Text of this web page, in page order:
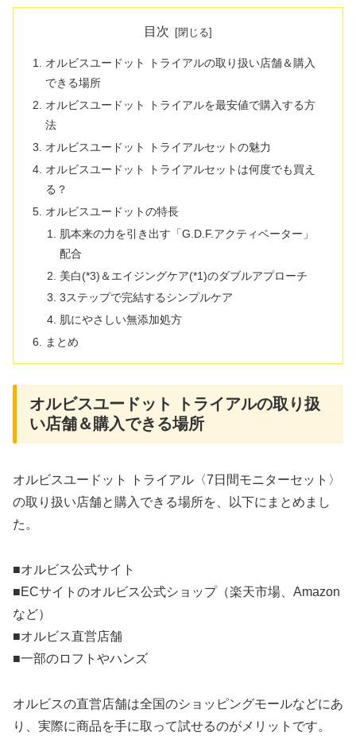
目次
オルビスユードット トライアルの取り扱い店舗＆購入
できる場所
オルビスユードット トライアルを最安値で購入する方
法
オルビスユードット トライアルセットの魅力
オルビスユードット トライアルセットは何度でも買え
る？
オルビスユードットの特長
肌本来の力を引き出す「G.D.F.アクティベーター」
配合
美白(*3)＆エイジングケア(*1)のダブルアプローチ
3ステップで完結するシンプルケア
肌にやさしい無添加処方
まとめ
オルビスユードット トライアルの取り扱
い店舗＆購入できる場所
オルビスユードット トライアル〈7日間モニターセット〉
の取り扱い店舗と購入できる場所を、以下にまとめまし
た。
■オルビス公式サイト
■ECサイトのオルビス公式ショップ（楽天市場、Amazon
など）
■オルビス直営店舗
■一部のロフトやハンズ
オルビスの直営店舗は全国のショッピングモールなどにあ
り、実際に商品を手に取って試せるのがメリットです。